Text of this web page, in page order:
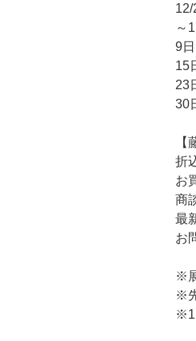
12/
～
9日
15
23
30
折
お
商
最
お
※
※
※1